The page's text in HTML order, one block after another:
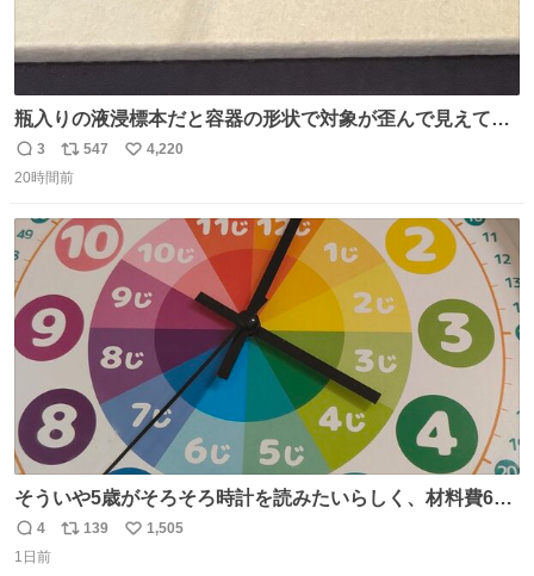
瓶入りの液浸標本だと容器の形状で対象が歪んで見えてし
まうことから、なるべく歪みがない状態で観察しやすいよ
うにこのような形で保存していると前に科博の先生から教
返
信
3
リ
ポ
ト
数
547
い
数
4,220
20時間前
そういや5歳がそろそろ時計を読みたいらしく、材料費600
円で作れる知育時計作ってみた！ めっちゃ簡単！ ありがと
う先人！
返
信
4
リ
139
い
1,505
1日前